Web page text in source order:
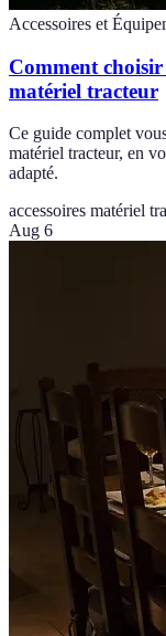
Accessoires et
Comment choisir
matériel tracteur
Ce guide complet
matériel tracteur, en
adapté.
accessoires matériel
Aug 6